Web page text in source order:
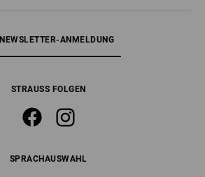
NEWSLETTER-ANMELDUNG
STRAUSS FOLGEN
SPRACHAUSWAHL